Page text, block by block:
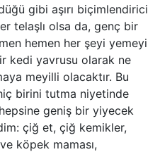
gibi aşırı biçimlendirici
telaşlı olsa da, genç bir
hemen her şeyi yemeyi
kedi yavrusu olarak ne
meyilli olacaktır. Bu
birini tutma niyetinde
geniş bir yiyecek
çiğ et, çiğ kemikler,
köpek maması,